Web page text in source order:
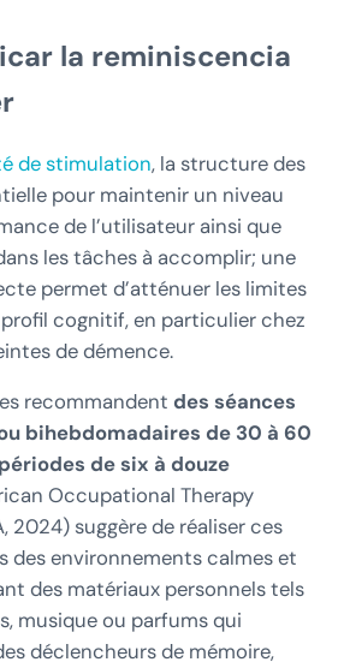
la reminiscencia
de stimulation, la structure des
pour maintenir un niveau
de l’utilisateur ainsi que
les tâches à accomplir; une
permet d’atténuer les limites
cognitif, en particulier chez
de démence.
recommandent des séances
bihebdomadaires de 30 à 60
de six à douze
Occupational Therapy
2024) suggère de réaliser ces
des environnements calmes et
des matériaux personnels tels
musique ou parfums qui
déclencheurs de mémoire,